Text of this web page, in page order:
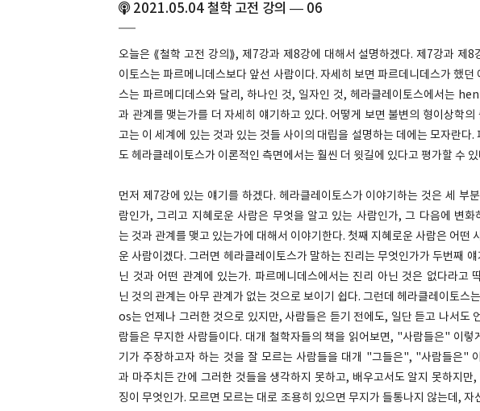
2021.05.04 철학 고전 강의 — 06
오늘은 ⟪철학 고전 강의⟫, 제7강과 제8강에 대해서 설명하겠다. 제7강과 제8
이토스는 파르메니데스보다 앞선 사람이다. 자세히 보면 파르데니데스가 했
스는 파르메디데스와 달리, 하나인 것, 일자인 것, 헤라클레이토스에서는
과 관계를 맺는가를 더 자세히 얘기하고 있다. 어떻게 보면 불변의 형이상학
고는 이 세계에 있는 것과 있는 것들 사이의 대립을 설명하는 데에는 모자란다
도 헤라클레이토스가 이론적인 측면에서는 훨씬 더 윗길에 있다고 평가할 수 있
먼저 제7강에 있는 얘기를 하겠다. 헤라클레이토스가 이야기하는 것은 세 부
람인가, 그리고 지혜로운 사람은 무엇을 알고 있는 사람인가, 그 다음에 변
는 것과 관계를 맺고 있는가에 대해서 이야기한다. 첫째 지혜로운 사람은 어떤
운 사람이겠다. 그러면 헤라클레이토스가 말하는 진리는 무엇인가가 두번째
닌 것과 어떤 관계에 있는가. 파르메니데스에서는 진리 아닌 것은 없다라고
닌 것의 관계는 아무 관계가 없는 것으로 보이기 쉽다. 그런데 헤라클레이토
os는 언제나 그러한 것으로 있지만, 사람들은 듣기 전에도, 일단 듣고 나서도
람들은 무지한 사람들이다. 대개 철학자들의 책을 읽어보면, "사람들은" 이
기가 주장하고자 하는 것을 잘 모르는 사람들을 대개 "그들은", "사람들은"
과 마주치든 간에 그러한 것들을 생각하지 못하고, 배우고서도 알지 못하지
징이 무엇인가. 모르면 모르는 대로 조용히 있으면 무지가 들통나지 않는데,